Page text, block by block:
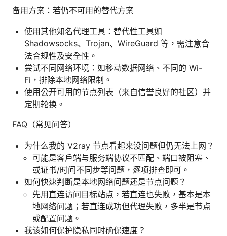
备用方案：若仍不可用的替代方案
使用其他知名代理工具：替代性工具如
Shadowsocks、Trojan、WireGuard 等，需注意合
法合规性及安全性。
尝试不同网络环境：如移动数据网络、不同的 Wi-
Fi，排除本地网络限制。
使用公开可用的节点列表（来自信誉良好的社区）并
定期轮换。
FAQ（常见问答）
为什么我的 V2ray 节点看起来没问题但仍无法上网？
可能是客户端与服务端协议不匹配、端口被阻塞、
或证书/时间不同步等问题，逐项排查即可。
如何快速判断是本地网络问题还是节点问题？
先用直连访问目标站点，若直连也失败，基本是本
地网络问题；若直连成功但代理失败，多半是节点
或配置问题。
我该如何保护隐私同时确保速度？